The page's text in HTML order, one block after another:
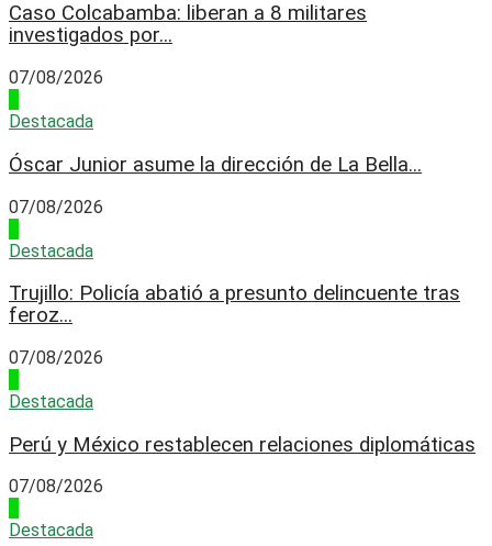
Caso Colcabamba: liberan a 8 militares
investigados por...
07/08/2026
Destacada
Óscar Junior asume la dirección de La Bella...
07/08/2026
Destacada
Trujillo: Policía abatió a presunto delincuente tras
feroz...
07/08/2026
Destacada
Perú y México restablecen relaciones diplomáticas
07/08/2026
Destacada